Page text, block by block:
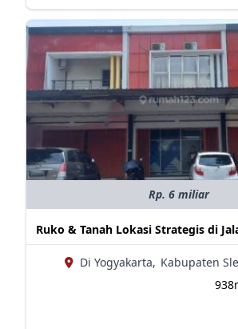
Rp. 6 miliar
Ruko & Tanah Lokasi Strategis di
Di Yogyakarta, Kabupaten